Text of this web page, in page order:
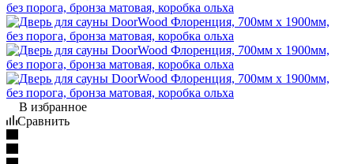
В избранное
Сравнить